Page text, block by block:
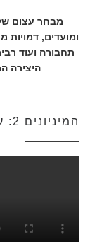
מבחר עצום של
ומועדים, דמויות
תחבורה ועוד
היצירה
המיניונים 2: עלייתו של גרו – מדובב לעברית